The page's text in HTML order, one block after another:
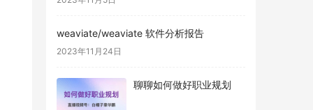
weaviate/weaviate 软件分析报告
2023年11月24日
聊聊如何做好职业规划